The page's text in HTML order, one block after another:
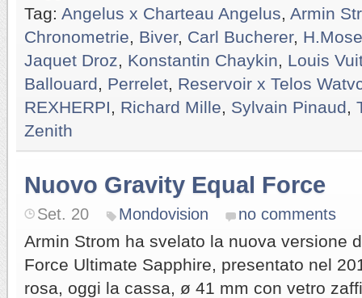
Tag: Angelus x Charteau Angelus Armin
Chronometrie
Biver, Carl Bucherer,
Jaquet Droz
Konstantin Chaykin
Louis
Ballouard
Perrelet Reservoir x Telos
REXHERPI
Richard Mille Sylvain Pinaud
Zenith
Nuovo Gravity Equal Force
Set. 20 Mondovision no comments
Armin Strom ha svelato la nuova versione
Force Ultimate Sapphire, presentato nel
rosa, oggi la cassa, ø 41 mm con vetro